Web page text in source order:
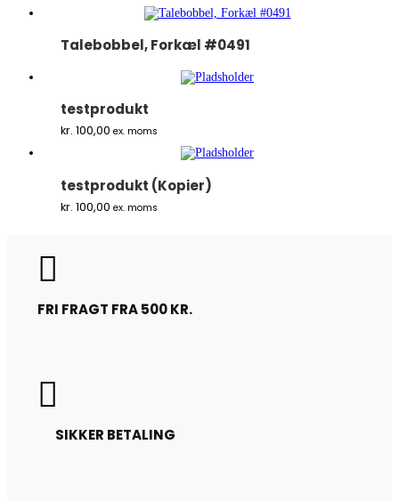
til
kr. 1.200,00
Talebobbel, Forkæl #0491
testprodukt
kr. 100,00 ex. moms
testprodukt (Kopier)
kr. 100,00 ex. moms

FRI FRAGT FRA 500 KR.

SIKKER BETALING